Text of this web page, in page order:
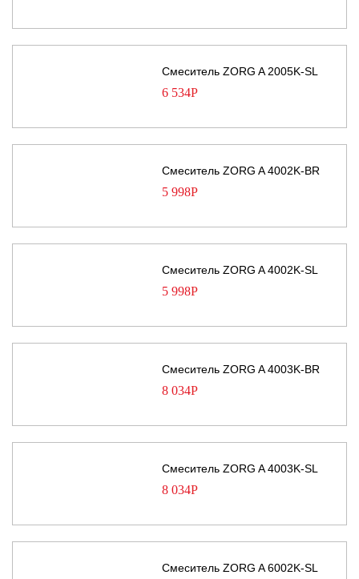
Смеситель ZORG A 2005K-SL
6 534Р
Смеситель ZORG A 4002K-BR
5 998Р
Смеситель ZORG A 4002K-SL
5 998Р
Смеситель ZORG A 4003K-BR
8 034Р
Смеситель ZORG A 4003K-SL
8 034Р
Смеситель ZORG A 6002K-SL